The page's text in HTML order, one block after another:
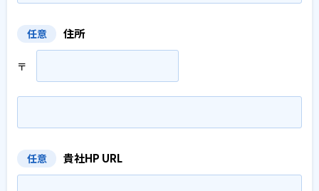
任意 住所
〒
任意 貴社HP URL